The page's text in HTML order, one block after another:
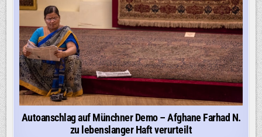
Autoanschlag auf Münchner Demo – Afghane Farhad N.
zu lebenslanger Haft verurteilt